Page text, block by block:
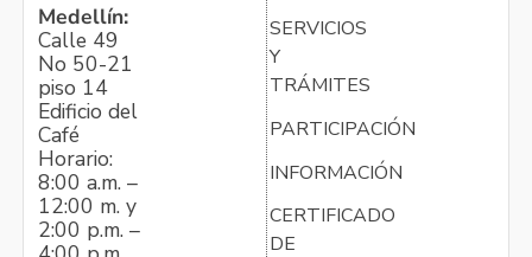
Medellín:
Calle 49
No 50-21
piso 14
Edificio del
Café
Horario:
8:00 a.m. –
12:00 m. y
2:00 p.m. –
SERVICIOS
Y
TRÁMITES
PARTICIPACIÓN
INFORMACIÓN
CERTIFICADO
DE